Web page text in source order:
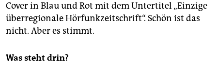
Cover in Blau und Rot mit dem Untertitel „Einzige
überregionale Hörfunkzeitschrift“. Schön ist das
nicht. Aber es stimmt.
Was steht drin?